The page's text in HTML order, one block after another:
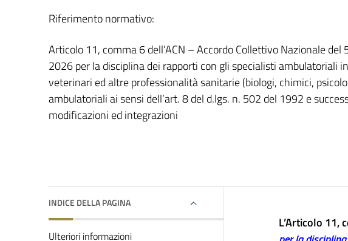
Riferimento normativo:
Articolo 11, comma 6 dell’ACN – Accordo Collettivo Nazionale del
2026 per la disciplina dei rapporti con gli specialisti ambulatoriali
veterinari ed altre professionalità sanitarie (biologi, chimici,
ambulatoriali ai sensi dell’art. 8 del d.lgs. n. 502 del 1992 e
modificazioni ed integrazioni
INDICE DELLA PAGINA
Ulteriori informazioni
L’Articolo 11,